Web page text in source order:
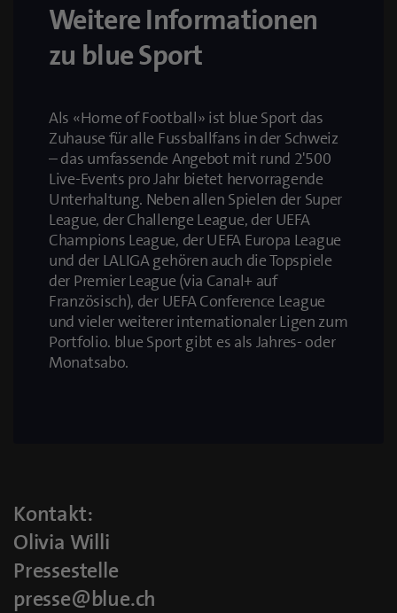
Weitere Informationen
zu blue Sport
Als «Home of Football» ist blue Sport das
Zuhause für alle Fussballfans in der Schweiz
– das umfassende Angebot mit rund 2'500
Live-Events pro Jahr bietet hervorragende
Unterhaltung. Neben allen Spielen der Super
League, der Challenge League, der UEFA
Champions League, der UEFA Europa League
und der LALIGA gehören auch die Topspiele
der Premier League (via Canal+ auf
Französisch), der UEFA Conference League
und vieler weiterer internationaler Ligen zum
Portfolio. blue Sport gibt es als Jahres- oder
Monatsabo.
Kontakt:
Olivia Willi
Pressestelle
presse@blue.ch